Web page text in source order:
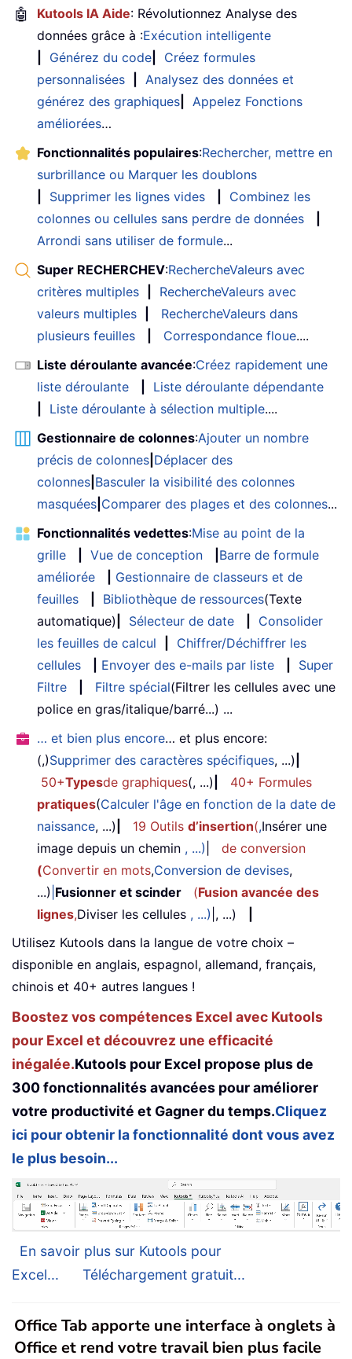
🤖 Kutools IA Aide: Révolutionnez Analyse des
données grâce à :Exécution intelligente
Générez du code
Créez formules
personnalisées
Analysez des données et
générez des graphiques
Appelez Fonctions
améliorées…
Fonctionnalités populaires:Rechercher, mettre en
surbrillance ou Marquer les doublons
Supprimer les lignes vides
Combinez les
colonnes ou cellules sans perdre de données
Arrondi sans utiliser de formule...
Super RECHERCHEV:RechercheValeurs avec
critères multiples
RechercheValeurs avec
valeurs multiples
RechercheValeurs dans
plusieurs feuilles
Correspondance floue....
Liste déroulante avancée:Créez rapidement une
liste déroulante
Liste déroulante dépendante
Liste déroulante à sélection multiple....
Gestionnaire de colonnes:Ajouter un nombre
précis de colonnes Déplacer des
colonnes Basculer la visibilité des colonnes
masquées Comparer des plages et des colonnes...
Fonctionnalités vedettes:Mise au point de la
grille
Vue de conception
Barre de formule
améliorée
Gestionnaire de classeurs et de
feuilles
Bibliothèque de ressources(Texte
automatique)
Sélecteur de date
Consolider
les feuilles de calcul
Chiffrer/Déchiffrer les
cellules
Envoyer des e-mails par liste
Super
Filtre
Filtre spécial(Filtrer les cellules avec une
police en gras/italique/barré...) ...
… et bien plus encore… et plus encore:
(,)Supprimer des caractères spécifiques, ...)
50+Typesde graphiques(, ...)
40+ Formules
pratiques(Calculer l'âge en fonction de la date de
naissance, ...) 19 Outils d’insertion(,Insérer une
image depuis un chemin , ...)
de conversion
(Convertir en mots,Conversion de devises,
...) Fusionner et scinder (Fusion avancée des
lignes,Diviser les cellules , ...) |, ...)
Utilisez Kutools dans la langue de votre choix –
disponible en anglais, espagnol, allemand, français,
chinois et 40+ autres langues !
Boostez vos compétences Excel avec Kutools
pour Excel et découvrez une efficacité
inégalée.Kutools pour Excel propose plus de
300 fonctionnalités avancées pour améliorer
votre productivité et Gagner du temps.Cliquez
ici pour obtenir la fonctionnalité dont vous avez
le plus besoin...
En savoir plus sur Kutools pour
Excel...
Téléchargement gratuit...
Office Tab apporte une interface à onglets à
Office et rend votre travail bien plus facile